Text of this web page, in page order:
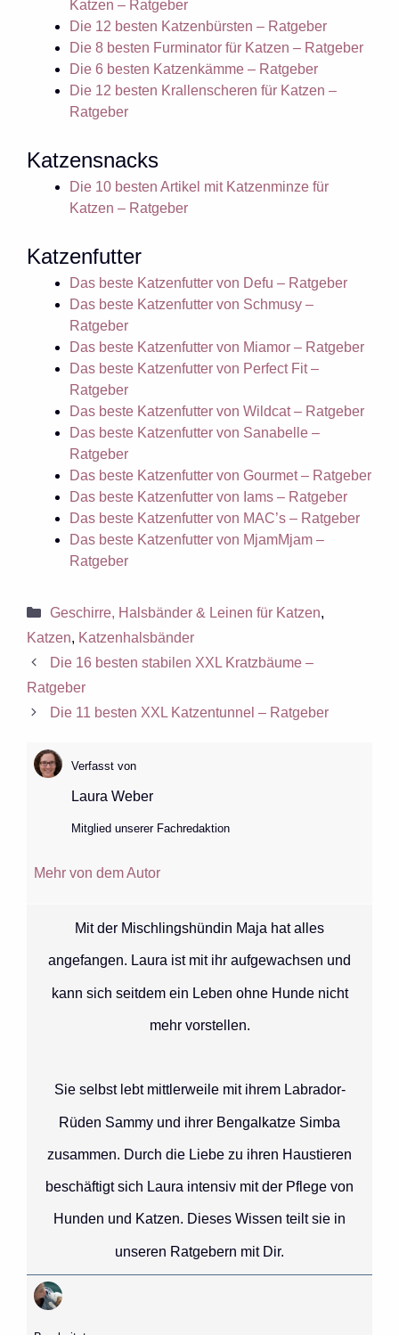
Katzen – Ratgeber
Die 12 besten Katzenbürsten – Ratgeber
Die 8 besten Furminator für Katzen – Ratgeber
Die 6 besten Katzenkämme – Ratgeber
Die 12 besten Krallenscheren für Katzen –
Ratgeber
Katzensnacks
Die 10 besten Artikel mit Katzenminze für
Katzen – Ratgeber
Katzenfutter
Das beste Katzenfutter von Defu – Ratgeber
Das beste Katzenfutter von Schmusy –
Ratgeber
Das beste Katzenfutter von Miamor – Ratgeber
Das beste Katzenfutter von Perfect Fit –
Ratgeber
Das beste Katzenfutter von Wildcat – Ratgeber
Das beste Katzenfutter von Sanabelle –
Ratgeber
Das beste Katzenfutter von Gourmet – Ratgeber
Das beste Katzenfutter von Iams – Ratgeber
Das beste Katzenfutter von MAC’s – Ratgeber
Das beste Katzenfutter von MjamMjam –
Ratgeber
Kategorien
Geschirre, Halsbänder & Leinen für Katzen,
Katzen, Katzenhalsbänder
Die 16 besten stabilen XXL Kratzbäume –
Ratgeber
Die 11 besten XXL Katzentunnel – Ratgeber
Verfasst von
Laura Weber
Mitglied unserer Fachredaktion
Mehr von dem Autor
Mit der Mischlingshündin Maja hat alles
angefangen. Laura ist mit ihr aufgewachsen und
kann sich seitdem ein Leben ohne Hunde nicht
mehr vorstellen.
Sie selbst lebt mittlerweile mit ihrem Labrador-
Rüden Sammy und ihrer Bengalkatze Simba
zusammen. Durch die Liebe zu ihren Haustieren
beschäftigt sich Laura intensiv mit der Pflege von
Hunden und Katzen. Dieses Wissen teilt sie in
unseren Ratgebern mit Dir.